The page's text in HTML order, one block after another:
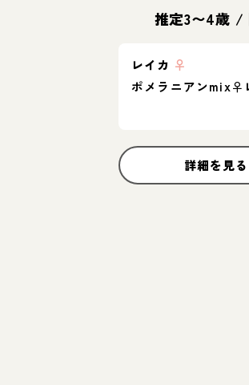
推定3〜4歳 /
レイカ ♀
ポメラニアンmix♀
詳細を見る